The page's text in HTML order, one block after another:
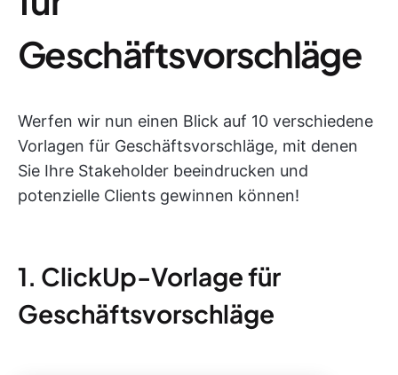
Geschäftsvorschläge
Werfen wir nun einen Blick auf 10 verschiedene
Vorlagen für Geschäftsvorschläge, mit denen
Sie Ihre Stakeholder beeindrucken und
potenzielle Clients gewinnen können!
1. ClickUp-Vorlage für
Geschäftsvorschläge